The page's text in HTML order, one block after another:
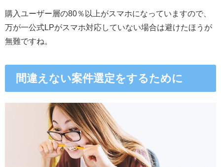
購入ユーザー層の80％以上がスマホになっていますので、
万が一公式LPがスマホ対応していない場合は避けたほうが
無難ですね。
間違えない案件選定をするために